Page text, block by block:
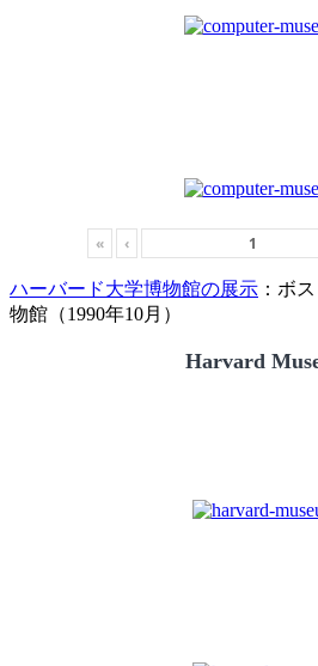
« ‹
ハーバード大学博物館の展示 ：ボ
物館（1990年10月）
Harvard